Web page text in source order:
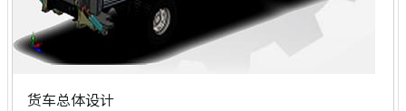
货车总体设计